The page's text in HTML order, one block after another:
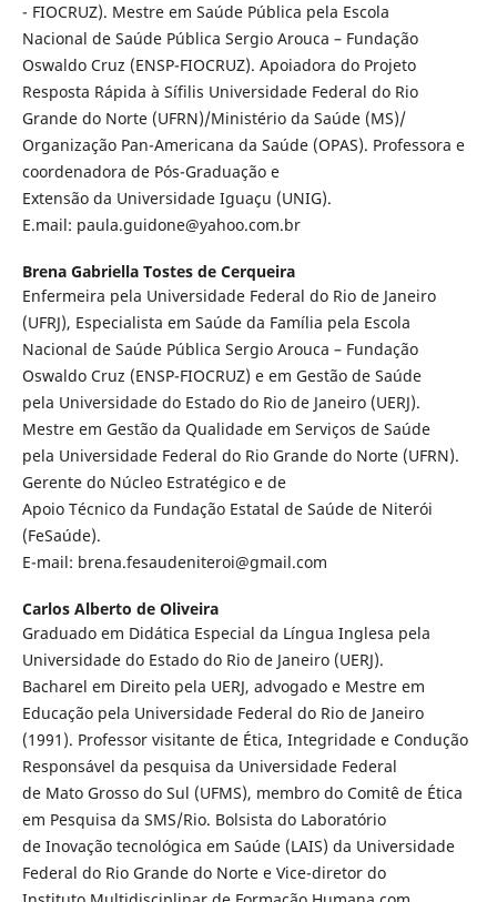
- FIOCRUZ). Mestre em Saúde Pública pela Escola
Nacional de Saúde Pública Sergio Arouca – Fundação
Oswaldo Cruz (ENSP-FIOCRUZ). Apoiadora do Projeto
Resposta Rápida à Sífilis Universidade Federal do Rio
Grande do Norte (UFRN)/Ministério da Saúde (MS)/
Organização Pan-Americana da Saúde (OPAS). Professora e
coordenadora de Pós-Graduação e
Extensão da Universidade Iguaçu (UNIG).
E.mail: paula.guidone@yahoo.com.br
Brena Gabriella Tostes de Cerqueira
Enfermeira pela Universidade Federal do Rio de Janeiro
(UFRJ), Especialista em Saúde da Família pela Escola
Nacional de Saúde Pública Sergio Arouca – Fundação
Oswaldo Cruz (ENSP-FIOCRUZ) e em Gestão de Saúde
pela Universidade do Estado do Rio de Janeiro (UERJ).
Mestre em Gestão da Qualidade em Serviços de Saúde
pela Universidade Federal do Rio Grande do Norte (UFRN).
Gerente do Núcleo Estratégico e de
Apoio Técnico da Fundação Estatal de Saúde de Niterói
(FeSaúde).
E-mail: brena.fesaudeniteroi@gmail.com
Carlos Alberto de Oliveira
Graduado em Didática Especial da Língua Inglesa pela
Universidade do Estado do Rio de Janeiro (UERJ).
Bacharel em Direito pela UERJ, advogado e Mestre em
Educação pela Universidade Federal do Rio de Janeiro
(1991). Professor visitante de Ética, Integridade e Condução
Responsável da pesquisa da Universidade Federal
de Mato Grosso do Sul (UFMS), membro do Comitê de Ética
em Pesquisa da SMS/Rio. Bolsista do Laboratório
de Inovação tecnológica em Saúde (LAIS) da Universidade
Federal do Rio Grande do Norte e Vice-diretor do